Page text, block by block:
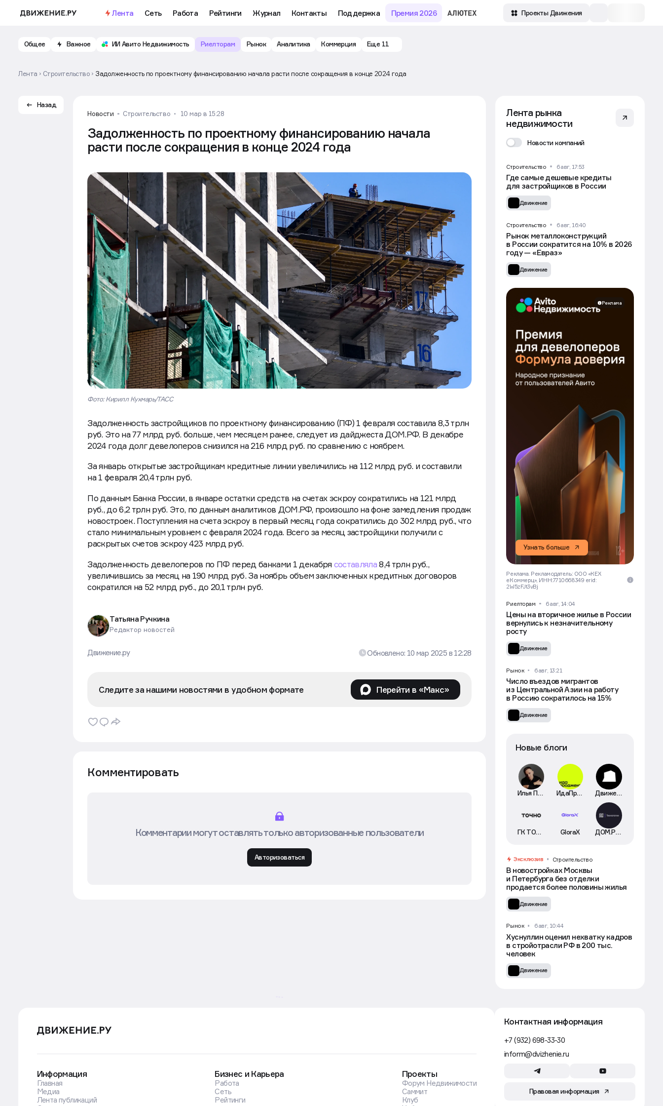
Лента Сеть Работа Рейтинги Журнал Контакты Поддержка Премия 2026 Проекты Движения
Общее Важное ИИ Авито Недвижимость Риелторам Рынок Аналитика Коммерция Еще 11
Лента Строительство Задолженность по проектному финансированию начала расти после сокращения в конце 2024 года
Назад
Новости
Строительство 10 мар в 15:28
Задолженность по проектному финансированию начала
расти после сокращения в конце 2024 года
Фото: Кирилл Кухмарь/ТАСС
Задолженность застройщиков по проектному финансированию (ПФ) 1 февраля составила 8,3 трлн
руб. Это на 77 млрд руб. больше, чем месяцем ранее, следует из дайджеста ДОМ.РФ. В декабре
2024 года долг девелоперов снизился на 216 млрд руб. по сравнению с ноябрем.
За январь открытые застройщикам кредитные линии увеличились на 112 млрд руб. и составили
на 1 февраля 20,4 трлн руб.
По данным Банка России, в январе остатки средств на счетах эскроу сократились на 121 млрд
руб., до 6,2 трлн руб. Это, по данным аналитиков ДОМ.РФ, произошло на фоне замедления продаж
новостроек. Поступления на счета эскроу в первый месяц года сократились до 302 млрд руб., что
стало минимальным уровнем с февраля 2024 года. Всего за месяц застройщики получили с
раскрытых счетов эскроу 423 млрд руб.
Задолженность девелоперов по ПФ перед банками 1 декабря составляла 8,4 трлн руб.,
увеличившись за месяц на 190 млрд руб. За ноябрь объем заключенных кредитных договоров
сократился на 52 млрд руб., до 20,1 трлн руб.
Татьяна Ручкина
Редактор новостей
Движение.ру Обновлено: 10 мар 2025 в 12:28
Следите за нашими новостями в удобном формате Перейти в «Макс»
Комментировать
Комментарии могут оставлять только авторизованные пользователи
Авторизоваться
Лента рынка
недвижимости
Новости компаний
Строительство 6 авг, 17:53
Где самые дешевые кредиты
для застройщиков в России
Движение
Строительство 6 авг, 16:40
Рынок металлоконструкций
в России сократится на 10% в 2026
году — «Евраз»
Движение
Реклама
Узнать больше
Реклама. Рекламодатель: ООО «КЕХ
еКоммерц», ИНН:7710668349 erid:
2W5zFJt3vBj
Риелторам 6 авг, 14:04
Цены на вторичное жилье в России
вернулись к незначительному
росту
Движение
Рынок 6 авг, 13:21
Число въездов мигрантов
из Центральной Азии на работу
в Россию сократилось на 15%
Движение
Новые блоги
Илья Пискулин ИдаПроджект Движение
ГК ТОЧНО GloraX ДОМ.РФ Технологии
Эксклюзив Строительство
В новостройках Москвы
и Петербурга без отделки
продается более половины жилья
Движение
Рынок 6 авг, 10:44
Хуснуллин оценил нехватку кадров
в стройотрасли РФ в 200 тыс.
человек
Движение
Информация
Главная
Медиа
Лента публикаций
Бизнес и Карьера
Работа
Сеть
Рейтинги
Проекты
Форум Недвижимости
Саммит
Клуб
Контактная информация
+7 (932) 698-33-30
inform@dvizhenie.ru
Правовая информация